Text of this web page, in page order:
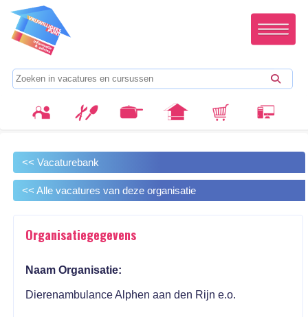
<< Vacaturebank
<< Alle vacatures van deze organisatie
Organisatiegegevens
Naam Organisatie:
Dierenambulance Alphen aan den Rijn e.o.